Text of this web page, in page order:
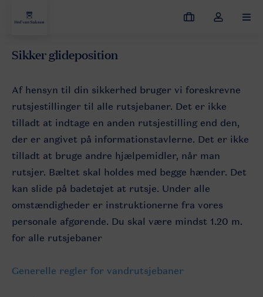
Mine
Toggle
Hof van Saksen Opdag ferieparken
Sikker glideposition
Af hensyn til din sikkerhed bruger vi foreskrevne
rutsjestillinger til alle rutsjebaner. Det er ikke
tilladt at indtage en anden rutsjestilling end den,
der er angivet på informationstavlerne. Det er ikke
tilladt at bruge andre hjælpemidler, når man
rutsjer. Bæltet skal holdes med begge hænder. Det
kan slide på badetøjet at rutsje. Under alle
omstændigheder er instruktionerne fra vores
personale afgørende. Du skal være mindst 1.20 m.
for alle rutsjebaner
Generelle regler for vandrutsjebaner